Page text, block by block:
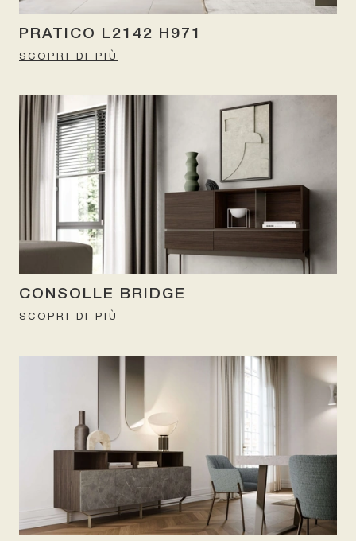
PRATICO L2142 H971
SCOPRI DI PIÙ
CONSOLLE BRIDGE
SCOPRI DI PIÙ